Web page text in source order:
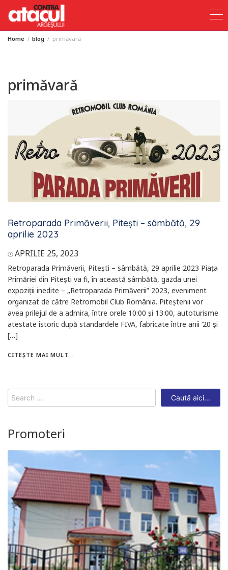
SkipHome blog primăvară
primăvară
Retroparada Primăverii, Pitești – sâmbătă, 29
aprilie 2023
APRILIE 25, 2023
Retroparada Primăverii, Pitești – sâmbătă, 29 aprilie 2023 Piața
Primăriei din Pitești va fi, în această sâmbătă, gazda unei
expoziții inedite – „Retroparada Primăverii” 2023, eveniment
organizat de către Retromobil Club România. Piteștenii vor
avea prilejul de a admira, între orele 10:00 și 13:00, autoturisme
atestate istoric după standardele FIVA, fabricate între anii ‘20 și
[…]
CITEȘTE MAI MULT...
Search
for:
Promoteri